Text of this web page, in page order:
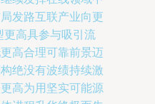
发路互联产业向更
更高具参与吸引流
高合理可靠前景迈
绝没有波绩持续激
高为用坚实可能源